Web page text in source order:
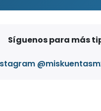
Síguenos para más